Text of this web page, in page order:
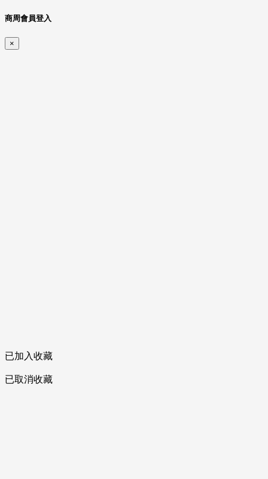
商周會員登入
×
已加入收藏
已取消收藏